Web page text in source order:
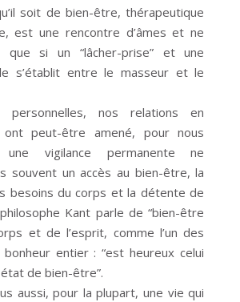
soit de bien-être, thérapeutique
est une rencontre d’âmes et ne
si un “lâcher-prise” et une
s’établit entre le masseur et le
personnelles, nos relations en
ont peut-être amené, pour nous
vigilance permanente ne
souvent un accès au bien-être, la
besoins du corps et la détente de
Kant parle de “bien-être
et de l’esprit, comme l’un des
entier : “est heureux celui
de bien-être”.
aussi, pour la plupart, une vie qui